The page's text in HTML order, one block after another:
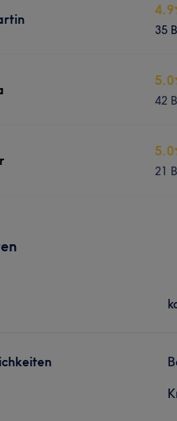
4.9
35
5.0
42
5.0
21